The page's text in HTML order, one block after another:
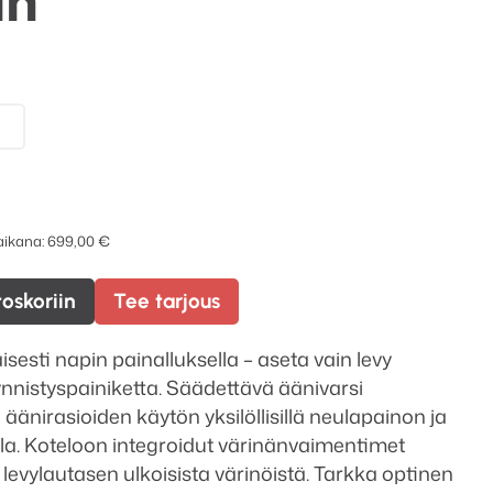
699,00€
Tee tarjous
napin painalluksella – aseta vain levy
Säädettävä äänivarsi
käytön yksilöllisillä neulapainon ja
Koteloon integroidut värinänvaimentimet
ulkoisista värinöistä. Tarkka optinen